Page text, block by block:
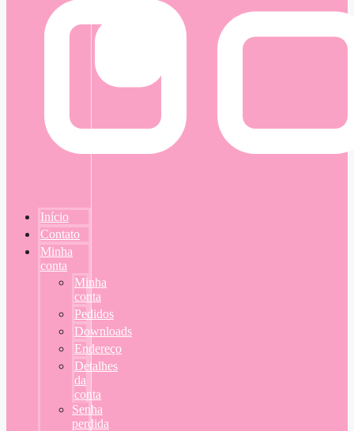
Início
Contato
Minha
conta
Minha
conta
Pedidos
Downloads
Endereço
Detalhes
da
conta
Senha
perdida